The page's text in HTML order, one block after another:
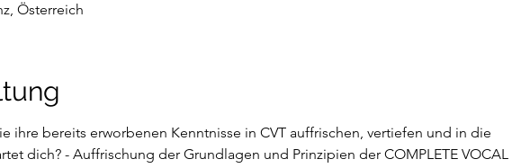
Österreich
ihre bereits erworbenen Kenntnisse in CVT auffrischen, vertiefen und in die
dich? - Auffrischung der Grundlagen und Prinzipien der COMPLETE VOCAL